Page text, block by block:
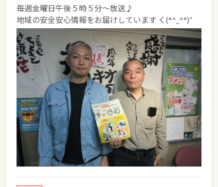
毎週金曜日午後５時５分～放送♪
地域の安全安心情報をお届けしています く(*^_^*)”